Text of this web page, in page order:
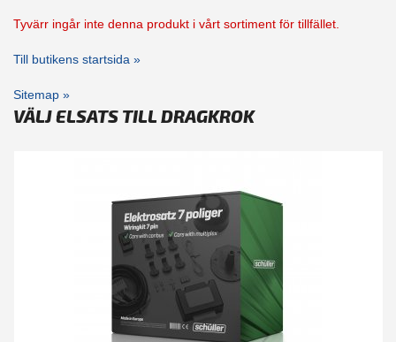
Tyvärr ingår inte denna produkt i vårt sortiment för tillfället.
Till butikens startsida »
Sitemap »
VÄLJ ELSATS TILL DRAGKROK